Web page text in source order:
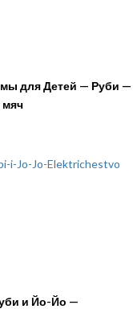
для Детей — Руби —
и Йо-Йо —